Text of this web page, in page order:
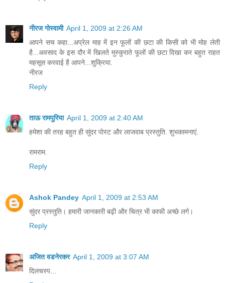
नीरज गोस्वामी April 1, 2009 at 2:26 AM
आपने सच कहा...अप्रेल माह में इन फूलों की छटा की किसी को भी मोह लेती
है...अवसाद के इस दौर में खिलते मुस्कुराते फूलों की छटा दिखा कर बहुत राहत
महसूस करवाई है आपने...शुक्रिया.
नीरज
Reply
ताऊ रामपुरिया April 1, 2009 at 2:40 AM
हमेशा की तरह बहुत ही सुंदर पोस्ट और लाजवाब प्रस्तुति. शुभकामनाएं.
रामराम.
Reply
Ashok Pandey April 1, 2009 at 2:53 AM
सुंदर प्रस्‍तुति। हमारी जानकारी बढ़ी और चित्र भी काफी अच्‍छे लगे।
Reply
अजित वडनेरकर April 1, 2009 at 3:07 AM
दिलचस्प...